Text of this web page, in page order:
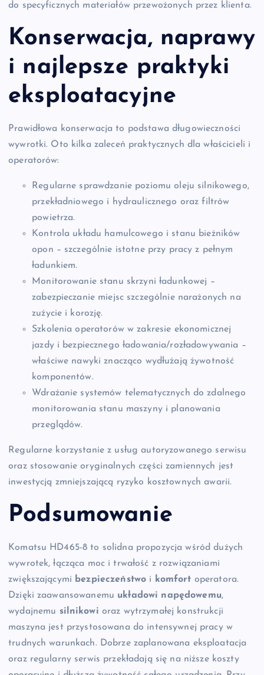
do specyficznych materiałów przewożonych przez klienta.
Konserwacja, naprawy
i najlepsze praktyki
eksploatacyjne
Prawidłowa konserwacja to podstawa długowieczności
wywrotki. Oto kilka zaleceń praktycznych dla właścicieli i
operatorów:
Regularne sprawdzanie poziomu oleju silnikowego,
przekładniowego i hydraulicznego oraz filtrów
powietrza.
Kontrola układu hamulcowego i stanu bieżników
opon – szczególnie istotne przy pracy z pełnym
ładunkiem.
Monitorowanie stanu skrzyni ładunkowej –
zabezpieczanie miejsc szczególnie narażonych na
zużycie i korozję.
Szkolenia operatorów w zakresie ekonomicznej
jazdy i bezpiecznego ładowania/rozładowywania –
właściwe nawyki znacząco wydłużają żywotność
komponentów.
Wdrażanie systemów telematycznych do zdalnego
monitorowania stanu maszyny i planowania
przeglądów.
Regularne korzystanie z usług autoryzowanego serwisu
oraz stosowanie oryginalnych części zamiennych jest
inwestycją zmniejszającą ryzyko kosztownych awarii.
Podsumowanie
Komatsu HD465-8 to solidna propozycja wśród dużych
wywrotek, łącząca moc i trwałość z rozwiązaniami
zwiększającymi bezpieczeństwo i komfort operatora.
Dzięki zaawansowanemu układowi napędowemu,
wydajnemu silnikowi oraz wytrzymałej konstrukcji
maszyna jest przystosowana do intensywnej pracy w
trudnych warunkach. Dobrze zaplanowana eksploatacja
oraz regularny serwis przekładają się na niższe koszty